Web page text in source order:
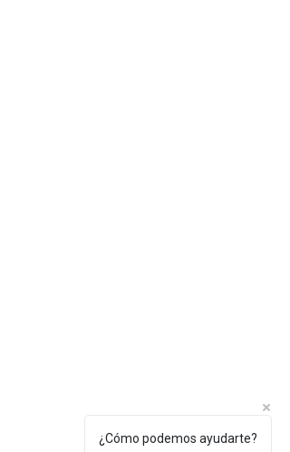
¿Cómo podemos ayudarte?